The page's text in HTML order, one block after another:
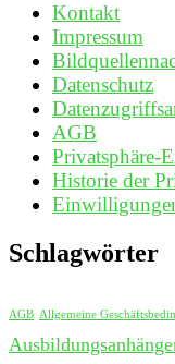
Kontakt
Impressum
Datenschutz
AGB
Privatsphäre-
Historie der
Schlagwörter
AGB Allgemeine